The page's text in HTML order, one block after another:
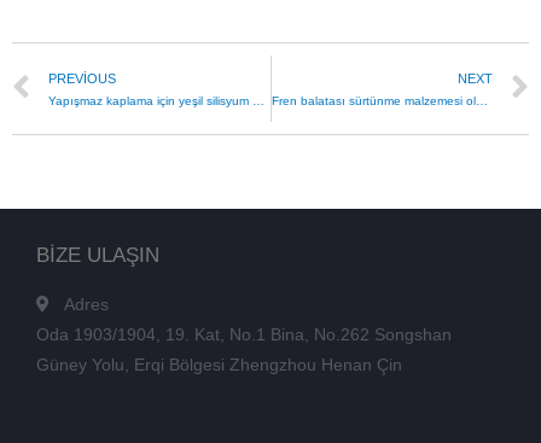
PREVIOUS NEXT
Fren balatası sürtünme malzemesi olarak yeşil silisyum karbür F320
BİZE ULAŞIN
Adres
Oda 1903/1904, 19. Kat, No.1 Bina, No.262 Songshan
Güney Yolu, Erqi Bölgesi Zhengzhou Henan Çin